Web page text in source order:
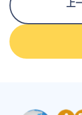
上